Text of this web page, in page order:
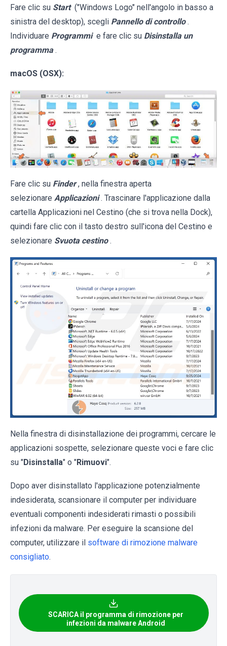
Fare clic su Start ("Windows Logo" nell'angolo in basso a
sinistra del desktop), scegli Pannello di controllo .
Individuare Programmi e fare clic su Disinstalla un
programma .
macOS (OSX):
Fare clic su Finder , nella finestra aperta
selezionare Applicazioni . Trascinare l'applicazione dalla
cartella Applicazioni nel Cestino (che si trova nella Dock),
quindi fare clic con il tasto destro sull'icona del Cestino e
selezionare Svuota cestino .
Nella finestra di disinstallazione dei programmi, cercare le
applicazioni sospette, selezionare queste voci e fare clic
su "Disinstalla" o "Rimuovi".
Dopo aver disinstallato l'applicazione potenzialmente
indesiderata, scansionare il computer per individuare
eventuali componenti indesiderati rimasti o possibili
infezioni da malware. Per eseguire la scansione del
computer, utilizzare il software di rimozione malware
consigliato.
SCARICA il programma di rimozione per
infezioni da malware Android